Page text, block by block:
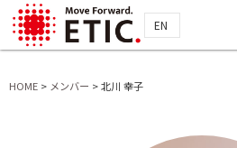
EN
HOME > メンバー >北川 幸子